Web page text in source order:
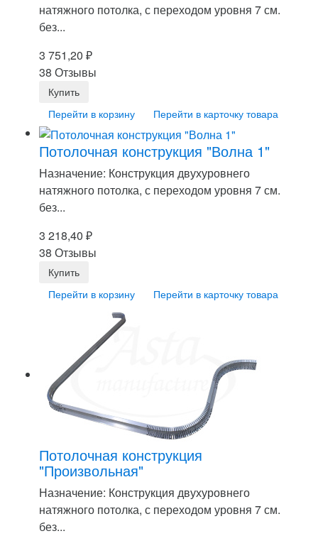
натяжного потолка, с переходом уровня 7 см.
без...
3 751,20 ₽
38 Отзывы
Перейти в корзину Перейти в карточку товара
Потолочная конструкция "Волна 1"
Назначение: Конструкция двухуровнего
натяжного потолка, с переходом уровня 7 см.
без...
3 218,40 ₽
38 Отзывы
Перейти в корзину Перейти в карточку товара
Потолочная конструкция
"Произвольная"
Назначение: Конструкция двухуровнего
натяжного потолка, с переходом уровня 7 см.
без...